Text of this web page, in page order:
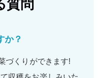
質問
か？
づくりができます!